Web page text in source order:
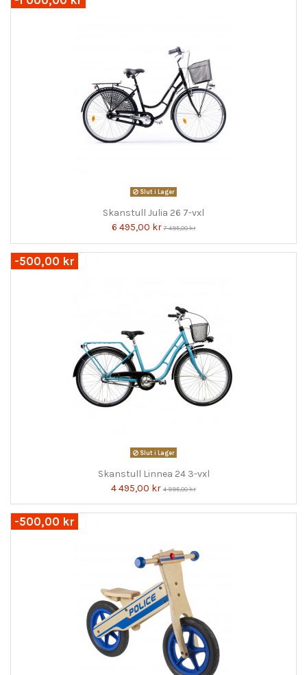
Slut i Lager
Skanstull Julia 26 7-vxl
6 495,00 kr7 495,00 kr
-500,00 kr
Slut i Lager
Skanstull Linnea 24 3-vxl
4 495,00 kr 4 995,00 kr
-500,00 kr